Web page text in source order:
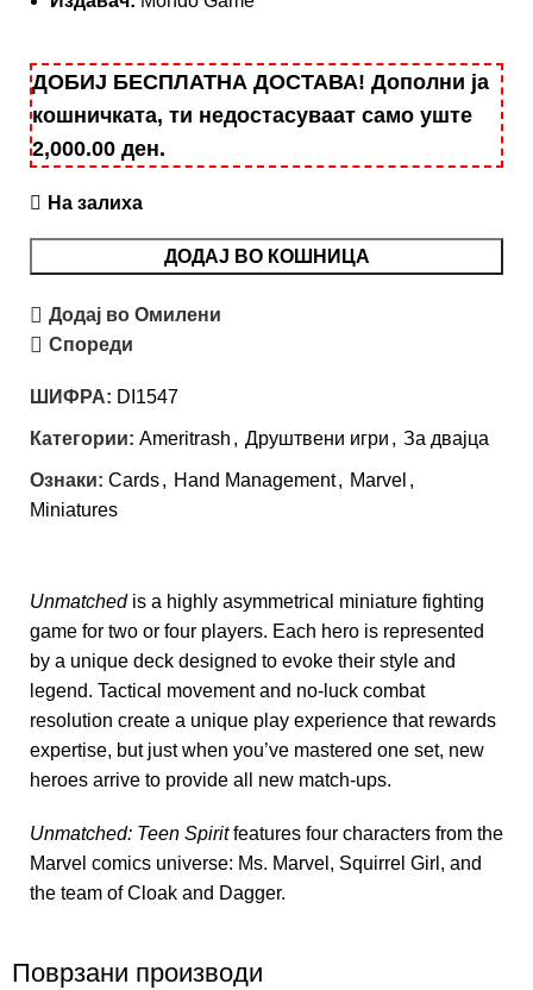
ДОБИЈ БЕСПЛАТНА ДОСТАВА! Дополни ја
кошничката, ти недостасуваат само уште
2,000.00 ден.
На залиха
ДОДАЈ ВО КОШНИЦА
Додај во Омилени
Спореди
ШИФРА: DI1547
Категории: Ameritrash , Друштвени игри , За двајца
Ознаки: Cards, Hand Management, Marvel ,
Miniatures
Unmatchedis a highly asymmetrical miniature fighting
game for two or four players. Each hero is represented
by a unique deck designed to evoke their style and
legend. Tactical movement and no-luck combat
resolution create a unique play experience that rewards
expertise, but just when you’ve mastered one set, new
heroes arrive to provide all new match-ups.
Unmatched: Teen Spiritfeatures four characters from the
Marvel comics universe: Ms. Marvel, Squirrel Girl, and
the team of Cloak and Dagger.
Поврзани производи